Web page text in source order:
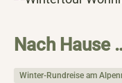
Nach Hause
Winter-Rundreise am